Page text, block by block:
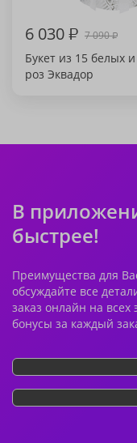
6 030₽ 7 090₽
Букет из 15 белых
роз Эквадор
В
быстрее!
Преимущества для
обсуждайте все
заказ онлайн на
бонусы за каждый